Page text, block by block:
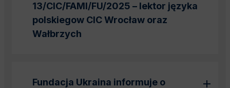
13/CIC/FAMI/FU/2025 – lektor języka
polskiegow CIC Wrocław oraz
Wałbrzych
Fundacja Ukraina informuje o